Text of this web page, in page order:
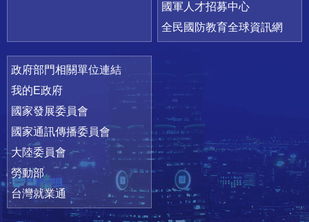
國軍人才招募中心
全民國防教育全球資訊網
政府部門相關單位連結
我的E政府
國家發展委員會
國家通訊傳播委員會
大陸委員會
勞動部
台灣就業通